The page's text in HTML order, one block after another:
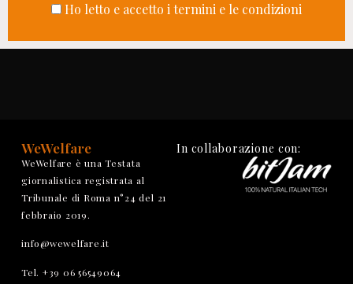
Ho letto e accetto i termini e le condizioni
WeWelfare
WeWelfare è una Testata
giornalistica registrata al
Tribunale di Roma n°24 del 21
febbraio 2019.
info@wewelfare.it
Tel. +39 06 56549064
In collaborazione con: